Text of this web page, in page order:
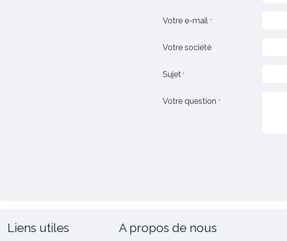
Votre e-mail *
Votre société
Sujet *
Votre question *
Liens utiles A propos de nous